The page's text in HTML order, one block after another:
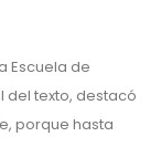
Escuela de
del texto, destacó
porque hasta